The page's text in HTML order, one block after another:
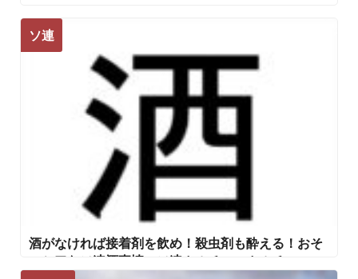
ソ連
酒がなければ接着剤を飲め！殺虫剤も酔える！おそ
ロシアなソ連酒事情 ソ連カルチャーカルチャー2